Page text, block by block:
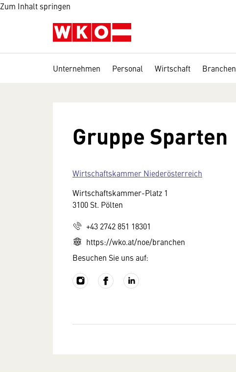
Zum Inhalt springen
Unternehmen Personal Wirtschaft Branchen
Gruppe Sparten
Wirtschaftskammer Niederösterreich
Wirtschaftskammer-Platz 1
3100 St. Pölten
+43 2742 851 18301
https://wko.at/noe/branchen
Besuchen Sie uns auf: